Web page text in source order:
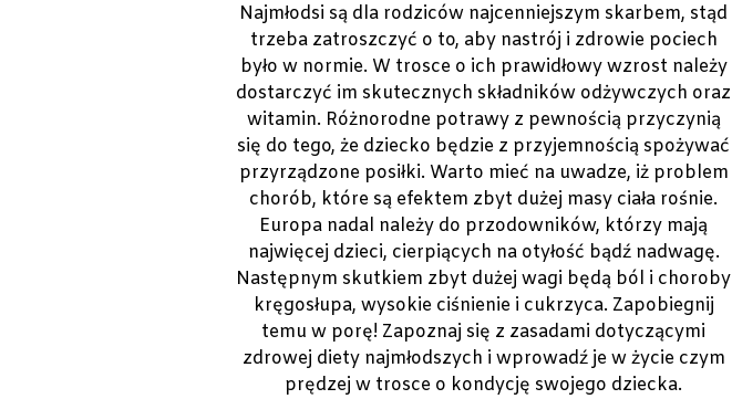
Najmłodsi są dla rodziców najcenniejszym skarbem, stąd
trzeba zatroszczyć o to, aby nastrój i zdrowie pociech
było w normie. W trosce o ich prawidłowy wzrost należy
dostarczyć im skutecznych składników odżywczych oraz
witamin. Różnorodne potrawy z pewnością przyczynią
się do tego, że dziecko będzie z przyjemnością spożywać
przyrządzone posiłki. Warto mieć na uwadze, iż problem
chorób, które są efektem zbyt dużej masy ciała rośnie.
Europa nadal należy do przodowników, którzy mają
najwięcej dzieci, cierpiących na otyłość bądź nadwagę.
Następnym skutkiem zbyt dużej wagi będą ból i choroby
kręgosłupa, wysokie ciśnienie i cukrzyca. Zapobiegnij
temu w porę! Zapoznaj się z zasadami dotyczącymi
zdrowej diety najmłodszych i wprowadź je w życie czym
prędzej w trosce o kondycję swojego dziecka.